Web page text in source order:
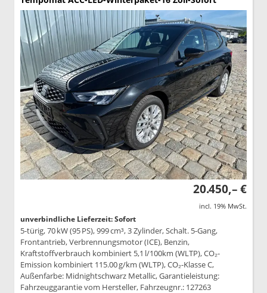
20.450,– €
incl. 19% MwSt.
unverbindliche Lieferzeit: Sofort
5-türig, 70 kW (95 PS), 999 cm³, 3 Zylinder, Schalt. 5-Gang,
Frontantrieb, Verbrennungsmotor (ICE), Benzin,
Kraftstoffverbrauch kombiniert 5,1 l/100km (WLTP), CO₂-
Emission kombiniert 115.00 g/km (WLTP), CO₂-Klasse C,
Außenfarbe: Midnightschwarz Metallic, Garantieleistung:
Fahrzeuggarantie vom Hersteller, Fahrzeugnr.: 127263